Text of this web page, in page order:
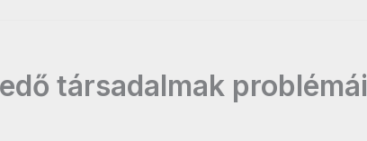
társadalmak problémái